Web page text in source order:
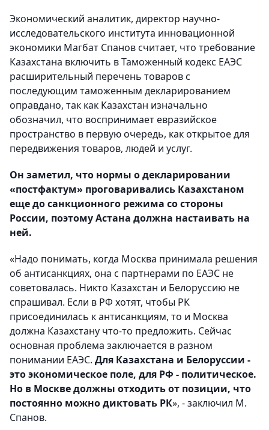
Экономический аналитик, директор научно-
исследовательского института инновационной
экономики Магбат Спанов считает, что требование
Казахстана включить в Таможенный кодекс ЕАЭС
расширительный перечень товаров с
последующим таможенным декларированием
оправдано, так как Казахстан изначально
обозначил, что воспринимает евразийское
пространство в первую очередь, как открытое для
передвижения товаров, людей и услуг.
Он заметил, что нормы о декларировании
«постфактум» проговаривались Казахстаном
еще до санкционного режима со стороны
России, поэтому Астана должна настаивать на
ней.
«Надо понимать, когда Москва принимала решения
об антисанкциях, она с партнерами по ЕАЭС не
советовалась. Никто Казахстан и Белоруссию не
спрашивал. Если в РФ хотят, чтобы РК
присоединилась к антисанкциям, то и Москва
должна Казахстану что-то предложить. Сейчас
основная проблема заключается в разном
понимании ЕАЭС. Для Казахстана и Белоруссии -
это экономическое поле, для РФ - политическое.
Но в Москве должны отходить от позиции, что
постоянно можно диктовать РК», - заключил М.
Спанов.